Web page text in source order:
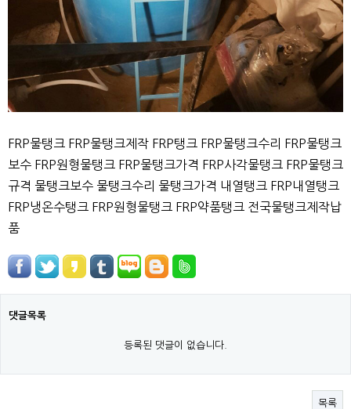
FRP물탱크 FRP물탱크제작 FRP탱크 FRP물탱크수리 FRP물탱크
보수 FRP원형물탱크 FRP물탱크가격 FRP사각물탱크 FRP물탱크
규격 물탱크보수 물탱크수리 물탱크가격 내열탱크 FRP내열탱크
FRP냉온수탱크 FRP원형물탱크 FRP약품탱크 전국물탱크제작납
품
댓글목록
등록된 댓글이 없습니다.
목록